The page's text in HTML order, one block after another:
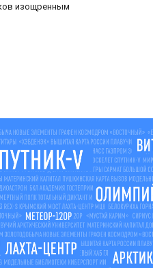
изощренным